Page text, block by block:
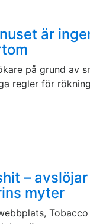
är
på grund av
regler för
– avslöjar
myter
Tobacco